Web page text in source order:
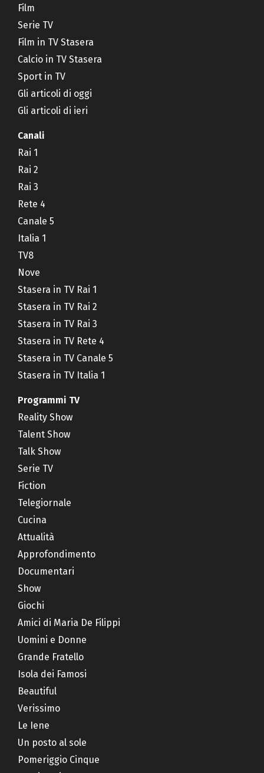
Film
Serie TV
Film in TV Stasera
Calcio in TV Stasera
Sport in TV
Gli articoli di oggi
Gli articoli di ieri
Canali
Rai 1
Rai 2
Rai 3
Rete 4
Canale 5
Italia 1
TV8
Nove
Stasera in TV Rai 1
Stasera in TV Rai 2
Stasera in TV Rai 3
Stasera in TV Rete 4
Stasera in TV Canale 5
Stasera in TV Italia 1
Programmi TV
Reality Show
Talent Show
Talk Show
Serie TV
Fiction
Telegiornale
Cucina
Attualità
Approfondimento
Documentari
Show
Giochi
Amici di Maria De Filippi
Uomini e Donne
Grande Fratello
Isola dei Famosi
Beautiful
Verissimo
Le Iene
Un posto al sole
Pomeriggio Cinque